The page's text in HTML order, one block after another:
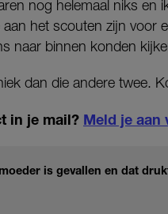
nog helemaal niks en
het scouten zijn voor
naar binnen konden
dan die andere twee.
in je mail? Meld je aan
is gevallen en dat